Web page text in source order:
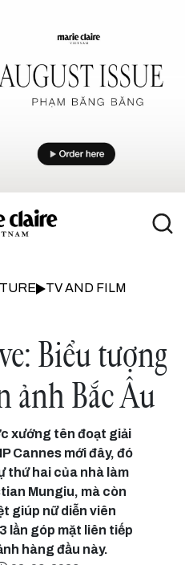
TV AND FILM
Biểu tượng
ảnh Bắc Âu
xướng tên đoạt giải
Cannes mới đây, đó
thứ hai của nhà làm
Mungiu, mà còn
giúp nữ diễn viên
lần góp mặt liên tiếp
hàng đầu này.